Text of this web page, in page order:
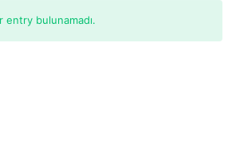
entry bulunamadı.